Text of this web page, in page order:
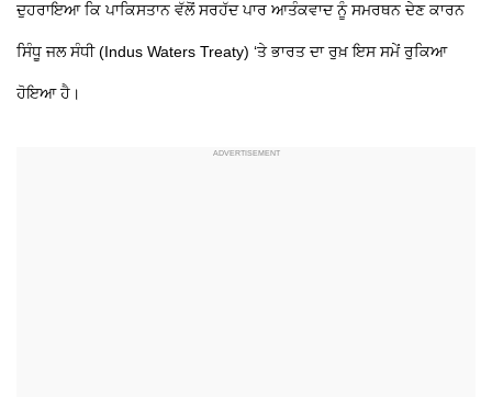
ਦੁਹਰਾਇਆ ਕਿ ਪਾਕਿਸਤਾਨ ਵੱਲੋਂ ਸਰਹੱਦ ਪਾਰ ਆਤੰਕਵਾਦ ਨੂੰ ਸਮਰਥਨ ਦੇਣ ਕਾਰਨ
ਸਿੰਧੂ ਜਲ ਸੰਧੀ (Indus Waters Treaty) ‘ਤੇ ਭਾਰਤ ਦਾ ਰੁਖ਼ ਇਸ ਸਮੇਂ ਰੁਕਿਆ
ਹੋਇਆ ਹੈ।